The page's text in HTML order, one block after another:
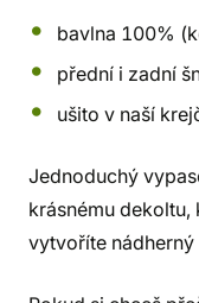
bavlna 100%
přední i zadní
ušito v naší
Jednoduchý
krásnému
vytvoříte